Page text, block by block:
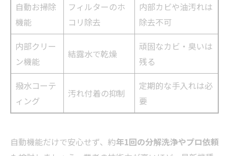
自動お掃除
機能
フィルターのホ
コリ除去
内部カビや油汚れは
除去不可
内部クリー
ン機能
結露水で乾燥
頑固なカビ・臭いは
残る
撥水コーテ
ィング
汚れ付着の抑制
定期的な手入れは必
要
自動機能だけで安心せず、約年1回の分解洗浄やプロ依頼